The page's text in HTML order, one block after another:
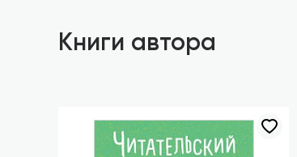
Книги автора